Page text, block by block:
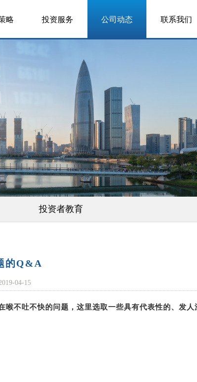
略 投资服务 公司动态 联系我们
投资者教育
的Q&A
04-15
不吐不快的问题，这里选取一些具有代表性的、发人